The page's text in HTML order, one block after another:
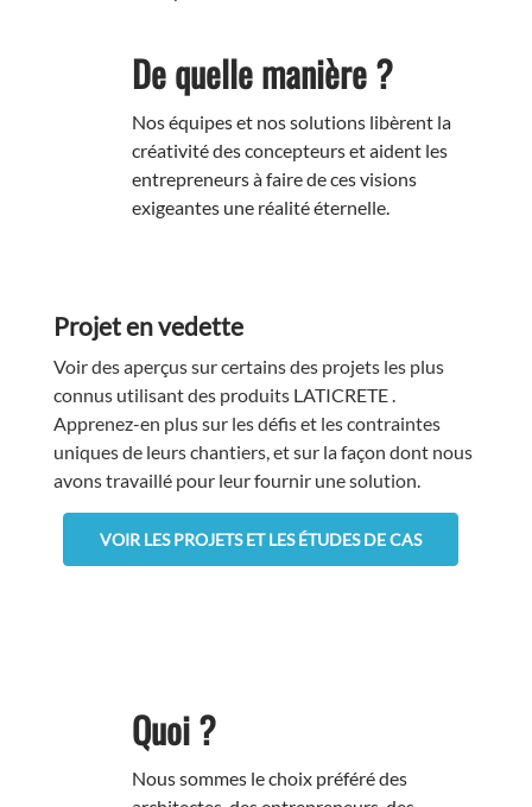
De quelle manière ?
Nos équipes et nos solutions libèrent la
créativité des concepteurs et aident les
entrepreneurs à faire de ces visions
exigeantes une réalité éternelle.
Projet en vedette
Voir des aperçus sur certains des projets les plus
connus utilisant des produits LATICRETE.
Apprenez-en plus sur les défis et les contraintes
uniques de leurs chantiers, et sur la façon dont nous
avons travaillé pour leur fournir une solution.
VOIR LES PROJETS ET LES ÉTUDES DE CAS
Quoi ?
Nous sommes le choix préféré des